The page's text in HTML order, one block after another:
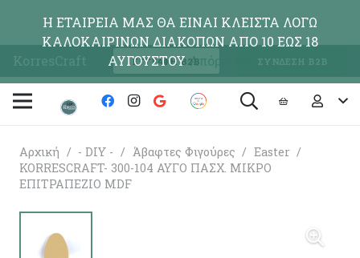
KorresCraft ΕΓΓΡΑΦΗ Β2Β ΣΥΝΔΕΣΗ Β2Β
Αρχική / - DIY - / Άβαφτες Φιγούρες / Easter /
KORRESCRAFT- 300-104 ΑΥΓΟ ΠΑΣΧ. ΜΙΚΡΟ
ΕΠΙΤΡΑΠΕΖΙΟ MDF
Η ΕΤΑΙΡΕΙΑ ΜΑΣ ΘΑ ΕΙΝΑΙ ΚΛΕΙΣΤΑ ΛΟΓΩ
ΚΑΛΟΚΑΙΡΙΝΩΝ ΔΙΑΚΟΠΩΝ ΑΠΟ 10 ΕΩΣ 18
ΑΥΓΟΥΣΤΟΥΑπόρριψη